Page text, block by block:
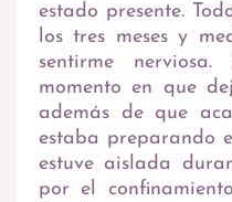
estado presente.
los tres meses y
sentirme
momento en que
además de que
estaba preparando
estuve aislada
por el